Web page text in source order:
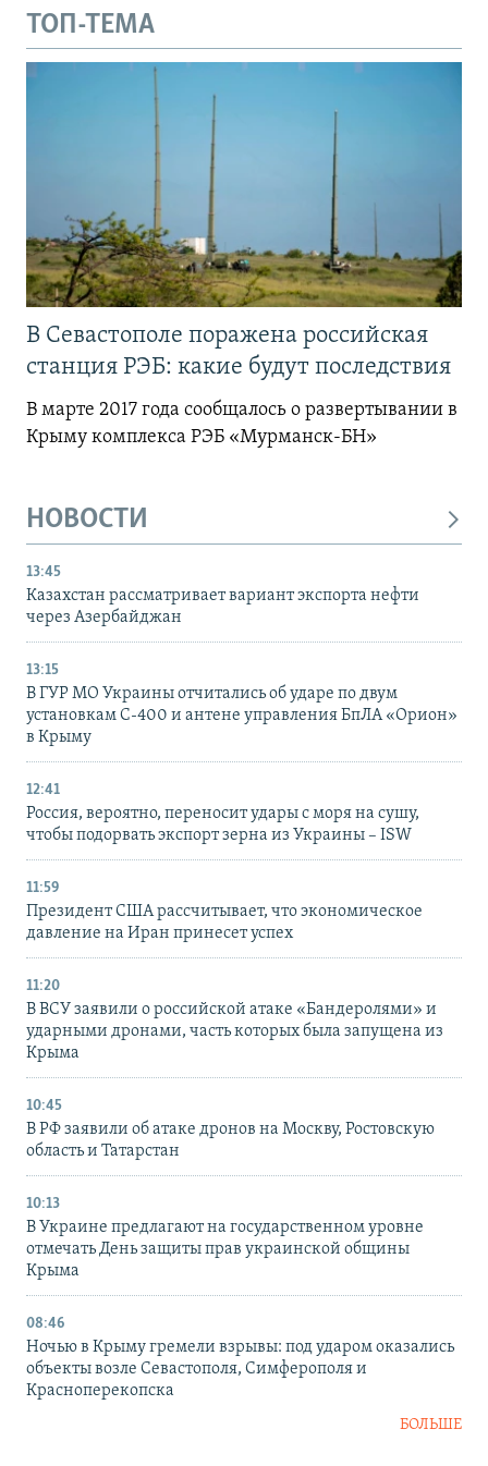
ТОП-ТЕМА
В Севастополе поражена российская
станция РЭБ: какие будут последствия
В марте 2017 года сообщалось о развертывании в
Крыму комплекса РЭБ «Мурманск-БН»
НОВОСТИ
13:45
Казахстан рассматривает вариант экспорта нефти
через Азербайджан
13:15
В ГУР МО Украины отчитались об ударе по двум
установкам С-400 и антене управления БпЛА «Орион»
в Крыму
12:41
Россия, вероятно, переносит удары с моря на сушу,
чтобы подорвать экспорт зерна из Украины – ISW
11:59
Президент США рассчитывает, что экономическое
давление на Иран принесет успех
11:20
В ВСУ заявили о российской атаке «Бандеролями» и
ударными дронами, часть которых была запущена из
Крыма
10:45
В РФ заявили об атаке дронов на Москву, Ростовскую
область и Татарстан
10:13
В Украине предлагают на государственном уровне
отмечать День защиты прав украинской общины
Крыма
08:46
Ночью в Крыму гремели взрывы: под ударом оказались
объекты возле Севастополя, Симферополя и
Красноперекопска
БОЛЬШЕ